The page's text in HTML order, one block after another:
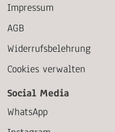
Impressum
AGB
Widerrufsbelehrung
Cookies verwalten
Social Media
WhatsApp